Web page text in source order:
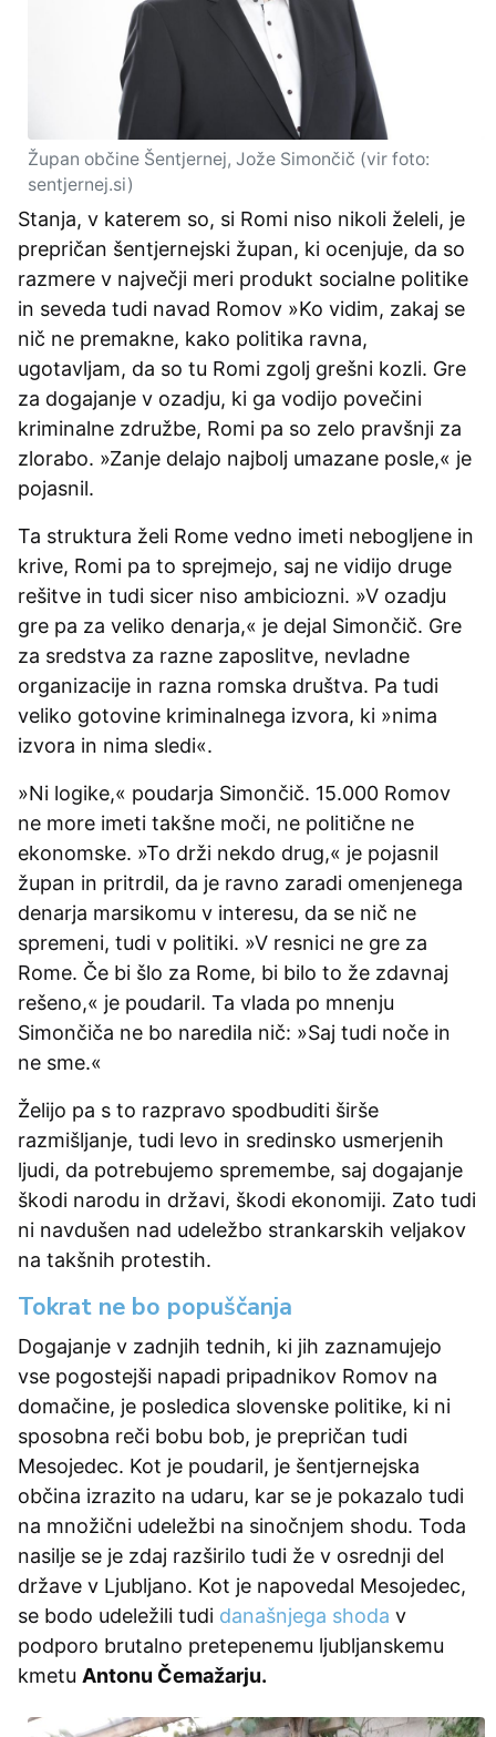
Župan občine Šentjernej, Jože Simončič (vir foto:
sentjernej.si)
Stanja, v katerem so, si Romi niso nikoli želeli, je
prepričan šentjernejski župan, ki ocenjuje, da so
razmere v največji meri produkt socialne politike
in seveda tudi navad Romov »Ko vidim, zakaj se
nič ne premakne, kako politika ravna,
ugotavljam, da so tu Romi zgolj grešni kozli. Gre
za dogajanje v ozadju, ki ga vodijo povečini
kriminalne združbe, Romi pa so zelo pravšnji za
zlorabo. »Zanje delajo najbolj umazane posle,« je
pojasnil.
Ta struktura želi Rome vedno imeti nebogljene in
krive, Romi pa to sprejmejo, saj ne vidijo druge
rešitve in tudi sicer niso ambiciozni. »V ozadju
gre pa za veliko denarja,« je dejal Simončič. Gre
za sredstva za razne zaposlitve, nevladne
organizacije in razna romska društva. Pa tudi
veliko gotovine kriminalnega izvora, ki »nima
izvora in nima sledi«.
»Ni logike,« poudarja Simončič. 15.000 Romov
ne more imeti takšne moči, ne politične ne
ekonomske. »To drži nekdo drug,« je pojasnil
župan in pritrdil, da je ravno zaradi omenjenega
denarja marsikomu v interesu, da se nič ne
spremeni, tudi v politiki. »V resnici ne gre za
Rome. Če bi šlo za Rome, bi bilo to že zdavnaj
rešeno,« je poudaril. Ta vlada po mnenju
Simončiča ne bo naredila nič: »Saj tudi noče in
ne sme.«
Želijo pa s to razpravo spodbuditi širše
razmišljanje, tudi levo in sredinsko usmerjenih
ljudi, da potrebujemo spremembe, saj dogajanje
škodi narodu in državi, škodi ekonomiji. Zato tudi
ni navdušen nad udeležbo strankarskih veljakov
na takšnih protestih.
Tokrat ne bo popuščanja
Dogajanje v zadnjih tednih, ki jih zaznamujejo
vse pogostejši napadi pripadnikov Romov na
domačine, je posledica slovenske politike, ki ni
sposobna reči bobu bob, je prepričan tudi
Mesojedec. Kot je poudaril, je šentjernejska
občina izrazito na udaru, kar se je pokazalo tudi
na množični udeležbi na sinočnjem shodu. Toda
nasilje se je zdaj razširilo tudi že v osrednji del
države v Ljubljano. Kot je napovedal Mesojedec,
se bodo udeležili tudi današnjega shoda v
podporo brutalno pretepenemu ljubljanskemu
kmetu Antonu Čemažarju.